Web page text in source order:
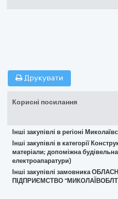
Друкувати
Корисні посилання
Інші закупівлі в регіоні
Інші закупівлі в категорії
матеріали; допоміжна
електроапаратури)
Інші закупівлі замовника
ПІДПРИЄМСТВО